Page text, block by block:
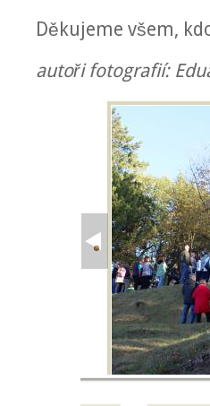
Děkujeme všem,
autoři fotografií: